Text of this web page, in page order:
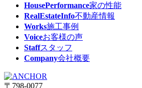
HousePerformance家の性能
RealEstateInfo不動産情報
Works施工事例
Voiceお客様の声
Staffスタッフ
Company会社概要
〒798-0077